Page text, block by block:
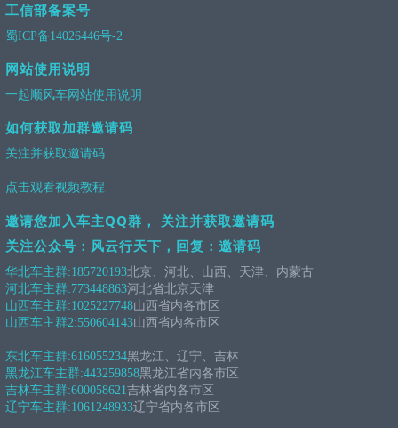
工信部备案号
蜀ICP备14026446号-2
网站使用说明
一起顺风车网站使用说明
如何获取加群邀请码
关注并获取邀请码
点击观看视频教程
邀请您加入车主QQ群， 关注并获取邀请码
关注公众号：风云行天下，回复：邀请码
华北车主群:185720193北京、河北、山西、天津、内蒙古
河北车主群:773448863河北省北京天津
山西车主群:1025227748山西省内各市区
山西车主群2:550604143山西省内各市区
东北车主群:616055234黑龙江、辽宁、吉林
黑龙江车主群:443259858黑龙江省内各市区
吉林车主群:600058621吉林省内各市区
辽宁车主群:1061248933辽宁省内各市区